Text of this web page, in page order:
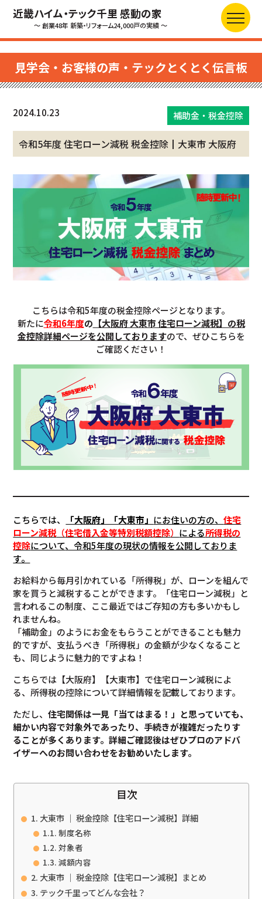
近畿ハイム・テック千里 感動の家
～ 創業48年 新築・リフォーム24,000戸の実績 ～
見学会・お客様の声・テックとくとく伝言板
2024.10.23 補助金・税金控除
令和5年度 住宅ローン減税 税金控除┃大東市 大阪府
こちらは令和5年度の税金控除ページとなります。
新たに令和6年度の 【大阪府 大東市 住宅ローン減税】の税
金控除詳細ページを公開しておりますので、ぜひこちらを
ご確認ください！
こちらでは、 「大阪府」「大東市 」 にお住いの方の、住宅
ローン減税（住宅借入金等特別税額控除） による所得税の
控除について、令和5年度の現状の情報を公開しておりま
す。
お給料から毎月引かれている「所得税」が、ローンを組んで
家を買うと減税することができます。「住宅ローン減税」と
言われるこの制度、ここ最近ではご存知の方も多いかもし
れませんね。
「補助金」のようにお金をもらうことができることも魅力
的ですが、支払うべき「所得税」の金額が少なくなること
も、同じように魅力的ですよね！
こちらでは【大阪府】【大東市】で住宅ローン減税によ
る、所得税の控除について詳細情報を記載しております。
ただし、住宅関係は一見「当てはまる！」と思っていても、
細かい内容で対象外であったり、手続きが複雑だったりす
ることが多くあります。詳細ご確認後はぜひプロのアドバ
イザーへのお問い合わせをお勧めいたします。
目次
大東市 ｜ 税金控除【住宅ローン減税】詳細
制度名称
対象者
減額内容
大東市 ｜ 税金控除【住宅ローン減税】まとめ
テック千里ってどんな会社？